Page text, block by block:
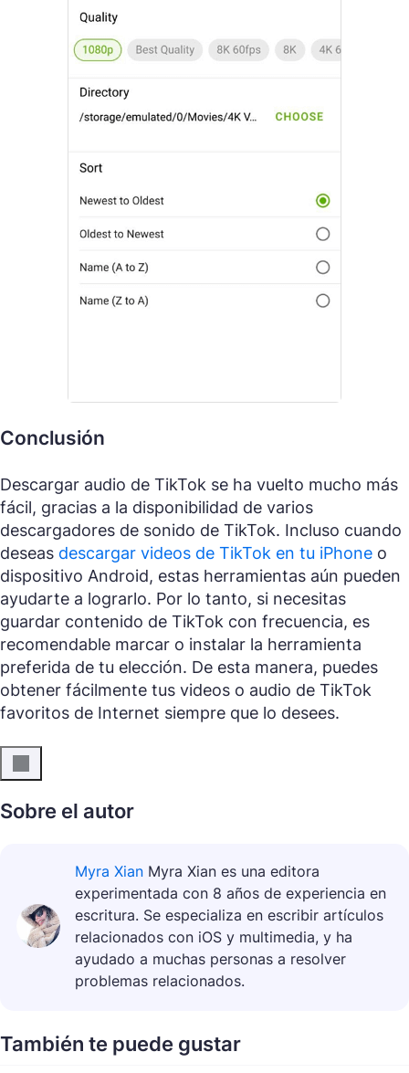
Conclusión
Descargar audio de TikTok se ha vuelto mucho más
fácil, gracias a la disponibilidad de varios
descargadores de sonido de TikTok. Incluso cuando
deseas descargar videos de TikTok en tu iPhone o
dispositivo Android, estas herramientas aún pueden
ayudarte a lograrlo. Por lo tanto, si necesitas
guardar contenido de TikTok con frecuencia, es
recomendable marcar o instalar la herramienta
preferida de tu elección. De esta manera, puedes
obtener fácilmente tus videos o audio de TikTok
favoritos de Internet siempre que lo desees.
Sobre el autor
Myra Xian Myra Xian es una editora
experimentada con 8 años de experiencia en
escritura. Se especializa en escribir artículos
relacionados con iOS y multimedia, y ha
ayudado a muchas personas a resolver
problemas relacionados.
También te puede gustar